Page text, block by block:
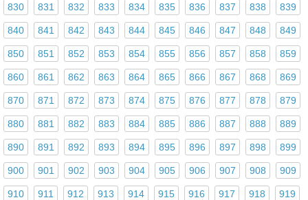
830 831 832 833 834 835 836 837 838 839
840 841 842 843 844 845 846 847 848 849
850 851 852 853 854 855 856 857 858 859
860 861 862 863 864 865 866 867 868 869
870 871 872 873 874 875 876 877 878 879
880 881 882 883 884 885 886 887 888 889
890 891 892 893 894 895 896 897 898 899
900 901 902 903 904 905 906 907 908 909
910 911 912 913 914 915 916 917 918 919